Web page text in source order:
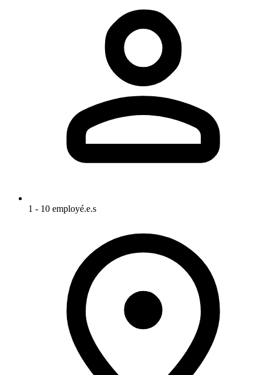
1 - 10 employé.e.s